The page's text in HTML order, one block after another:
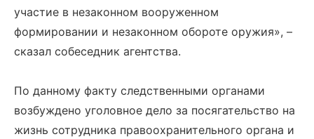
участие в незаконном вооруженном
формировании и незаконном обороте оружия», –
сказал собеседник агентства.
По данному факту следственными органами
возбуждено уголовное дело за посягательство на
жизнь сотрудника правоохранительного органа и